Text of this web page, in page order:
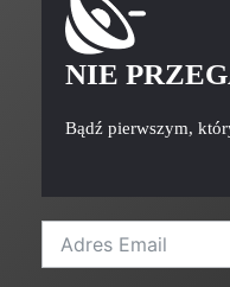
NIE
Bądź pierwszym,